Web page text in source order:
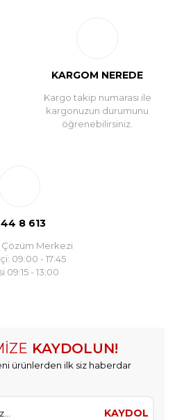
KARGOM NEREDE
Kargo takip numarası ile
kargonuzun durumunu
öğrenebilirsiniz.
8 613
Merkezi
09:00 - 17:45
09:15 - 13:00
KAYDOLUN!
ürünlerden ilk siz haberdar
KAYDOL